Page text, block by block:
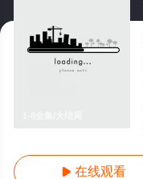
 在线观看